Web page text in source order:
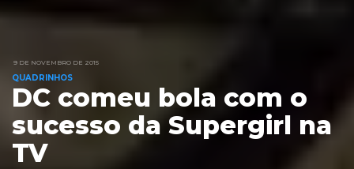
9 DE NOVEMBRO DE 2015
QUADRINHOS
DC comeu bola com o
sucesso da Supergirl na
TV